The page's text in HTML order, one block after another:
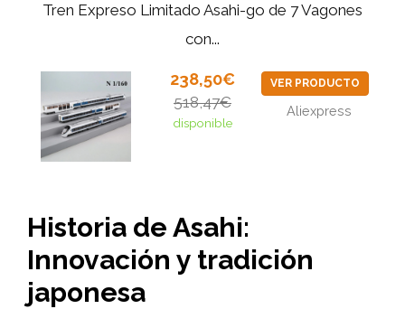
Tren Expreso Limitado Asahi-go de 7 Vagones
con...
238,50€
518,47€
disponible
VER PRODUCTO
Aliexpress
Historia de Asahi:
Innovación y tradición
japonesa